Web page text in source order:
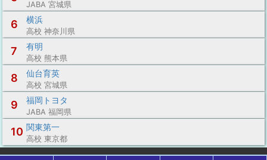
JABA 宮城県
6 横浜
高校 神奈川県
7 有明
高校 熊本県
8 仙台育英
高校 宮城県
9 福岡トヨタ
JABA 福岡県
10 関東第一
高校 東京都